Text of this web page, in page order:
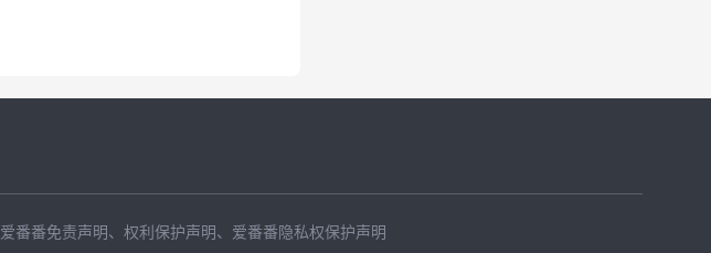
爱番番免责声明 、 权利保护声明 、 爱番番隐私权保护声明